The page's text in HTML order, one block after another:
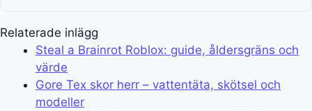
Relaterade inlägg
Steal a Brainrot Roblox: guide, åldersgräns och
värde
Gore Tex skor herr – vattentäta, skötsel och
modeller